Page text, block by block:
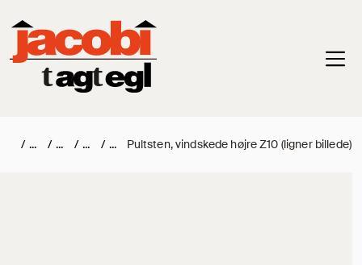
/ / / / Pultsten, vindskede højre Z10 (ligner billede)